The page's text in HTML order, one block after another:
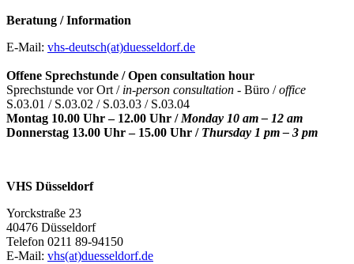
Beratung / Information
E-Mail: vhs-deutsch(at)duesseldorf.de
Offene Sprechstunde / Open consultation hour
Sprechstunde vor Ort / in-person consultation - Büro /office
S.03.01 / S.03.02 / S.03.03 / S.03.04
Montag 10.00 Uhr – 12.00 Uhr /Monday 10 am – 12 am
Donnerstag 13.00 Uhr – 15.00 Uhr / Thursday 1 pm – 3 pm
VHS Düsseldorf
Yorckstraße 23
40476 Düsseldorf
Telefon 0211 89-94150
E-Mail: vhs(at)duesseldorf.de